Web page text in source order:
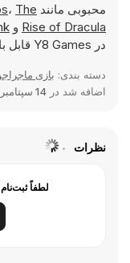
محبوبی مانند
، The
Rise of Dracula و
در Y8 Games قابل بازی هستند.
دسته بندی: بازی
اضافه شد در 14 سپتامبر 2019
نظرات
لطفاً ثبت‌نام